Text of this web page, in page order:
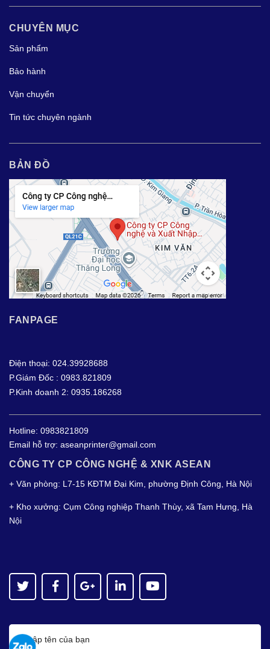
CHUYÊN MỤC
Sản phẩm
Bảo hành
Vận chuyển
Tin tức chuyên ngành
BẢN ĐỒ
FANPAGE
Điện thoại: 024.39928688
P.Giám Đốc : 0983.821809
P.Kinh doanh 2: 0935.186268
Hotline: 0983821809
Email hỗ trợ: aseanprinter@gmail.com
CÔNG TY CP CÔNG NGHỆ & XNK ASEAN
+ Văn phòng: L7-15 KĐTM Đại Kim, phường Định Công, Hà Nội
+ Kho xưởng: Cụm Công nghiệp Thanh Thùy, xã Tam Hưng, Hà
Nội